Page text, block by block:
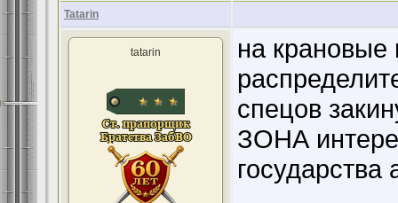
Tatarin
tatarin
на крановые
спецов
ЗОНА